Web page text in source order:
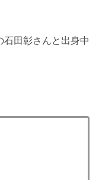
田彰さんと出身中